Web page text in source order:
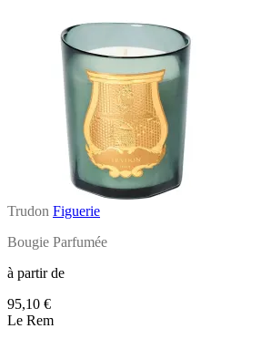
Trudon Figuerie
Bougie Parfumée
à partir de
95,10 €
Le Rem